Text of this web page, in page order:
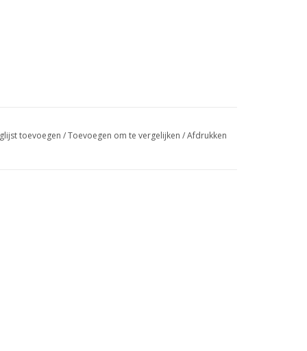
toevoegen /Toevoegen om te vergelijken /Afdrukken